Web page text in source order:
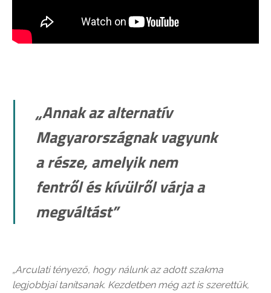
„Annak az alternatív
Magyarországnak vagyunk
a része, amelyik nem
fentről és kívülről várja a
megváltást”
„Arculati tényező, hogy nálunk az adott szakma
legjobbjai tanítsanak. Kezdetben még azt is szerettük,